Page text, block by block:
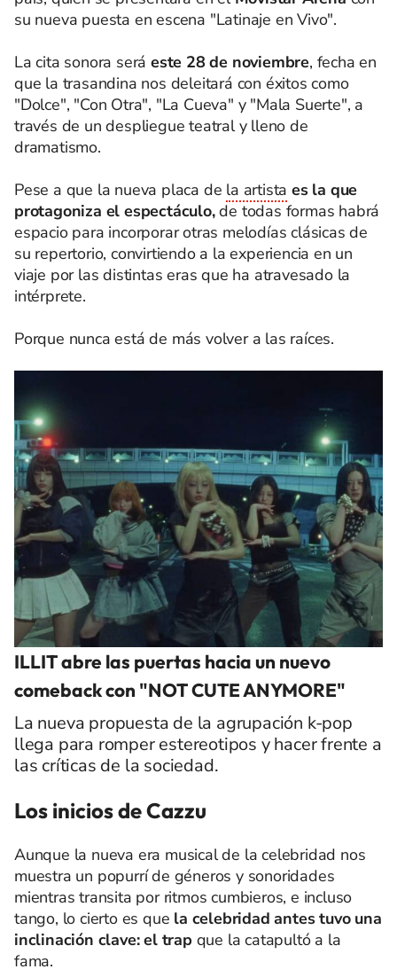
su nueva puesta en escena "Latinaje en Vivo".
La cita sonora será este 28 de noviembre, fecha en
que la trasandina nos deleitará con éxitos como
"Dolce", "Con Otra", "La Cueva" y "Mala Suerte", a
través de un despliegue teatral y lleno de
dramatismo.
Pese a que la nueva placa de la artista es la que
protagoniza el espectáculo,de todas formas habrá
espacio para incorporar otras melodías clásicas de
su repertorio, convirtiendo a la experiencia en un
viaje por las distintas eras que ha atravesado la
intérprete.
Porque nunca está de más volver a las raíces.
ILLIT abre las puertas hacia un nuevo
comeback con "NOT CUTE ANYMORE"
La nueva propuesta de la agrupación k-pop
llega para romper estereotipos y hacer frente a
las críticas de la sociedad.
Los inicios de Cazzu
Aunque la nueva era musical de la celebridad nos
muestra un popurrí de géneros y sonoridades
mientras transita por ritmos cumbieros, e incluso
tango, lo cierto es que la celebridad antes tuvo una
inclinación clave: el trap que la catapultó a la
fama.